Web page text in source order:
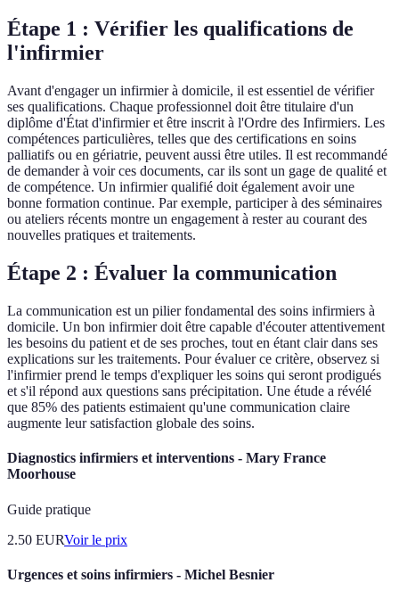
Étape 1 : Vérifier les qualifications de
l'infirmier
Avant d'engager un infirmier à domicile, il est essentiel de vérifier
ses qualifications. Chaque professionnel doit être titulaire d'un
diplôme d'État d'infirmier et être inscrit à l'Ordre des Infirmiers. Les
compétences particulières, telles que des certifications en soins
palliatifs ou en gériatrie, peuvent aussi être utiles. Il est recommandé
de demander à voir ces documents, car ils sont un gage de qualité et
de compétence. Un infirmier qualifié doit également avoir une
bonne formation continue. Par exemple, participer à des séminaires
ou ateliers récents montre un engagement à rester au courant des
nouvelles pratiques et traitements.
Étape 2 : Évaluer la communication
La communication est un pilier fondamental des soins infirmiers à
domicile. Un bon infirmier doit être capable d'écouter attentivement
les besoins du patient et de ses proches, tout en étant clair dans ses
explications sur les traitements. Pour évaluer ce critère, observez si
l'infirmier prend le temps d'expliquer les soins qui seront prodigués
et s'il répond aux questions sans précipitation. Une étude a révélé
que 85% des patients estimaient qu'une communication claire
augmente leur satisfaction globale des soins.
Diagnostics infirmiers et interventions - Mary France
Moorhouse
Guide pratique
2.50 EURVoir le prix
Urgences et soins infirmiers - Michel Besnier